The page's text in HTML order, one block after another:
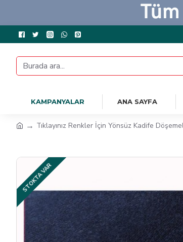
KAMPANYALAR ANA SAYFA
Tıklayınız Renkler İçin Yönsüz Kadife
STOKTA VAR